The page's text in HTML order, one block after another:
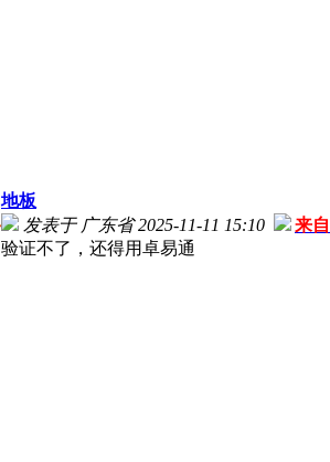
地板
发表于 广东省 2025-11-11 15:10
来
验证不了，还得用卓易通